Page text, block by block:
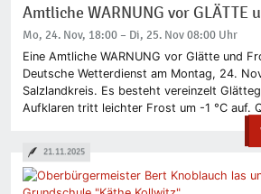
Amtliche WARNUNG vor GLÄTTE
Mo, 24. Nov, 18:00 – Di, 25. Nov 08:00 Uhr
Eine Amtliche WARNUNG vor Glätte und
Deutsche Wetterdienst am Montag, 24.
Salzlandkreis. Es besteht vereinzelt
Aufklaren tritt leichter Frost um -1 °C auf.
21.11.2025